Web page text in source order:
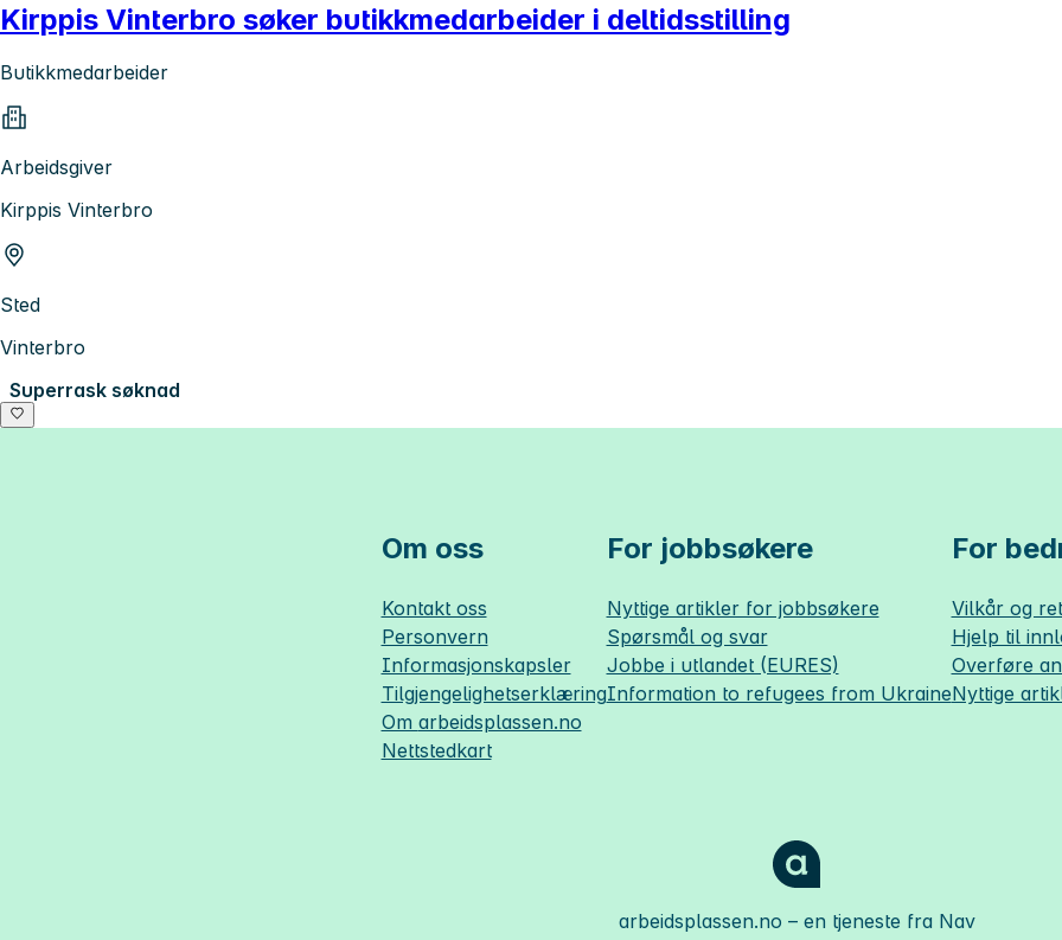
Kirppis Vinterbro søker butikkmedarbeider i deltidsstilling
Butikkmedarbeider
Arbeidsgiver
Kirppis Vinterbro
Sted
Vinterbro
Superrask søknad
Om oss
Kontakt oss
Personvern
Informasjonskapsler
Tilgjengelighetserklæring
Om arbeidsplassen.no
Nettstedkart
For jobbsøkere
Nyttige artikler for jobbsøkere
Spørsmål og svar
Jobbe i utlandet (EURES)
Information to refugees from Ukraine
For
Vilkår og
Hjelp til
Overføre
Nyttige
arbeidsplassen.no – en tjeneste fra Nav